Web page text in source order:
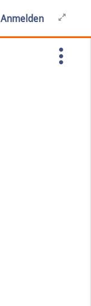
Anmelden